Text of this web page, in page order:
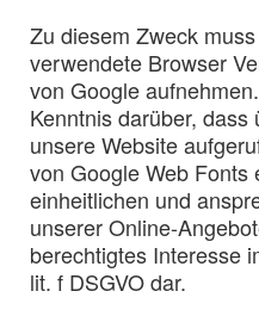
Zu diesem Zweck
verwendete Browser
von Google
Kenntnis darüber,
unsere Website
von Google Web
einheitlichen und
unserer Online-
berechtigtes Interesse
lit. f DSGVO dar.